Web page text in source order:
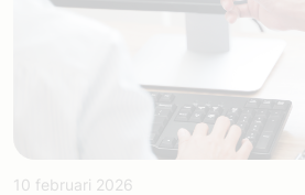
10 februari 2026